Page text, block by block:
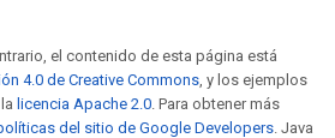
el contenido de esta página está
4.0 de Creative Commons, y los ejemplos
licencia Apache 2.0. Para obtener más
del sitio de Google Developers. Java